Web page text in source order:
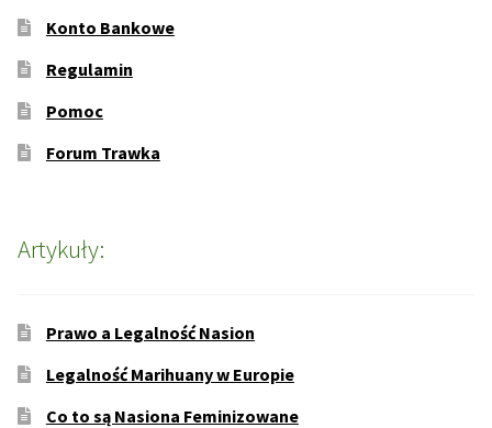
Konto Bankowe
Regulamin
Pomoc
Forum Trawka
Artykuły:
Prawo a Legalność Nasion
Legalność Marihuany w Europie
Co to są Nasiona Feminizowane